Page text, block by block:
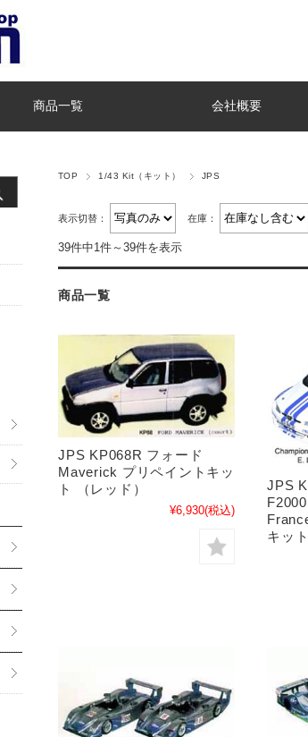
商品一覧 会社概要
TOP 1/43 Kit（キット） JPS
表示切替： 在庫：
39件中1件～39件を表示
商品一覧
JPS KP068R フォード
Maverick プリペイントキッ
ト （レッド）
¥6,930(税込)
JPS
キット